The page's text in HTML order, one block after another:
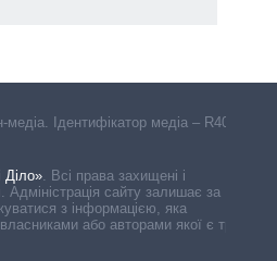
Ідентифікатор медіа – R40-
Діло». Всі права захищені і
сайту залишає за
з інформацією, яка
або авторами якої є треті